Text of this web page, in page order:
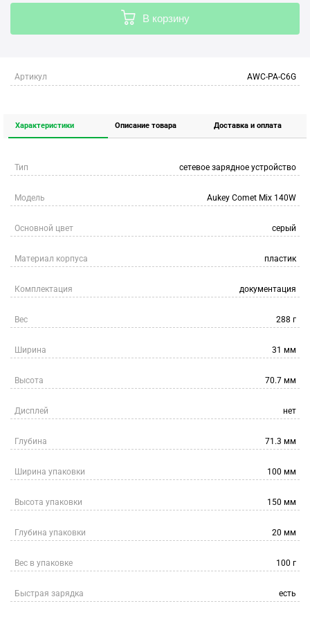
В корзину
Артикул AWC-PA-C6G
Характеристики Описание товара Доставка и оплата
Тип сетевое зарядное устройство
Модель Aukey Comet Mix 140W
Основной цвет серый
Материал корпуса пластик
Комплектация документация
Вес 288 г
Ширина 31 мм
Высота 70.7 мм
Дисплей нет
Глубина 71.3 мм
Ширина упаковки 100 мм
Высота упаковки 150 мм
Глубина упаковки 20 мм
Вес в упаковке 100 г
Быстрая зарядка есть